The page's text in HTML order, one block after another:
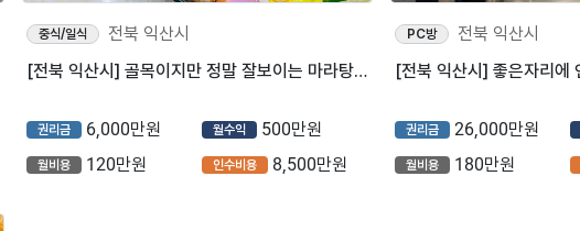
중식/일식
전북 익산시
[전북 익산시] 골목이지만 정말 잘보이는 마라탕자리 양도양수!!!
권리금 6,000만원 월수익 500만원
월비용 120만원 인수비용 8,500만원
PC방
전북 익산시
권리금 26,000만원
월비용 180만원